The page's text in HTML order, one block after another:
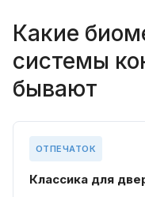
Какие
системы
бывают
ОТПЕЧАТОК
Классика для